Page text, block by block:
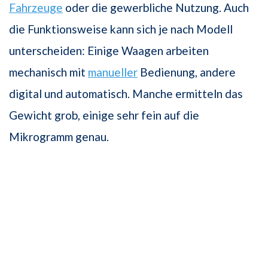
Fahrzeuge oder die gewerbliche Nutzung. Auch
die Funktionsweise kann sich je nach Modell
unterscheiden: Einige Waagen arbeiten
mechanisch mit manueller Bedienung, andere
digital und automatisch. Manche ermitteln das
Gewicht grob, einige sehr fein auf die
Mikrogramm genau.